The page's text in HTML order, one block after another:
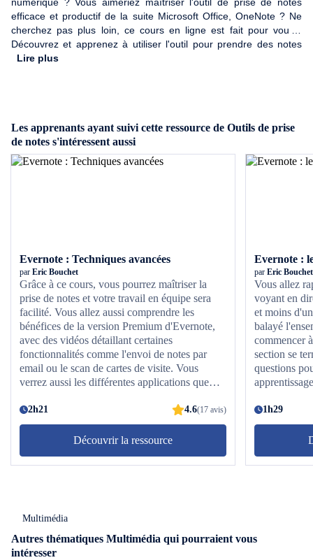
efficace et productif de la suite Microsoft Office, OneNote ? Ne
cherchez pas plus loin, ce cours en ligne est fait pour vous !
Découvrez et apprenez à utiliser l'outil pour prendre des notes
OneNote et maximisez la gestion et l'efficacité de vos prises de
Lire plus
Les apprenants ayant suivi cette ressource de Outils de prise
de notes s'intéressent aussi
Evernote : Techniques avancées
par Eric Bouchet
Grâce à ce cours, vous pourrez maîtriser la
prise de notes et votre travail en équipe sera
facilité. Vous allez aussi comprendre les
bénéfices de la version Premium d'Evernote,
avec des vidéos détaillant certaines
fonctionnalités comme l'envoi de notes par
email ou le scan de cartes de visite. Vous
verrez aussi les différentes applications que
organisation plus fluide.
2h21 4.6(17 avis)
Découvrir la ressource
Evernote :
par Eric Bouchet
Vous allez
voyant en
et moins
balayé
commencer
section se
questions
1h29
Multimédia
Autres thématiques Multimédia qui pourraient vous
intéresser